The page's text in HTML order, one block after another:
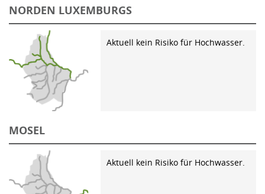
NORDEN LUXEMBURGS
Aktuell kein Risiko für Hochwasser.
MOSEL
Aktuell kein Risiko für Hochwasser.